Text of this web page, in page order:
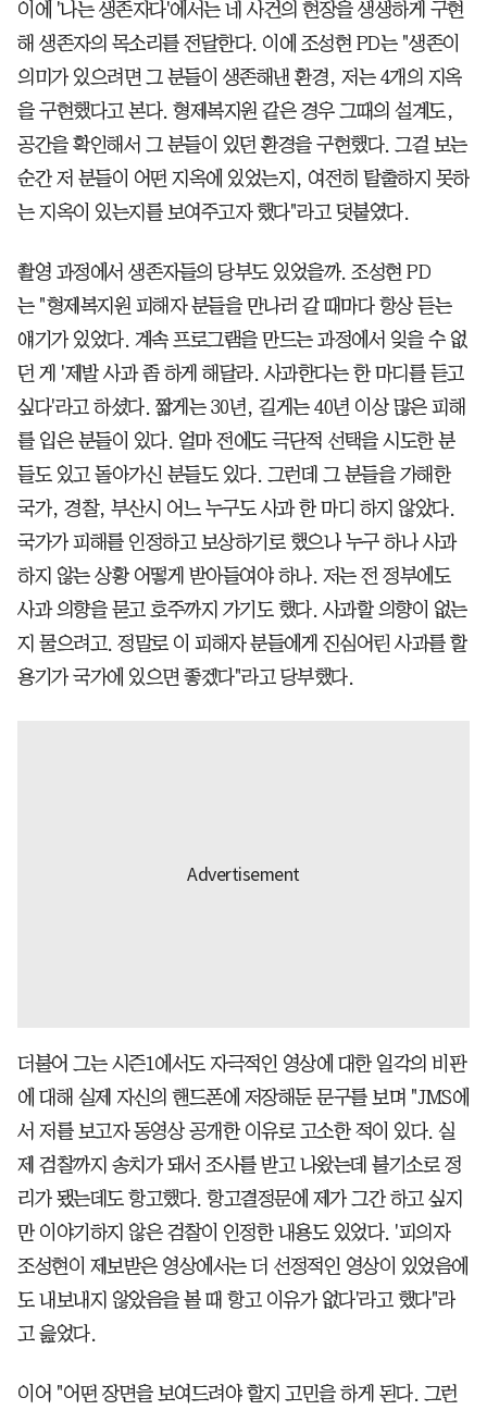
이에 '나는 생존자다'에서는 네 사건의 현장을 생생하게 구현
해 생존자의 목소리를 전달한다. 이에 조성현 PD는 "생존이
의미가 있으려면 그 분들이 생존해낸 환경, 저는 4개의 지옥
을 구현했다고 본다. 형제복지원 같은 경우 그때의 설계도,
공간을 확인해서 그 분들이 있던 환경을 구현했다. 그걸 보는
순간 저 분들이 어떤 지옥에 있었는지, 여전히 탈출하지 못하
는 지옥이 있는지를 보여주고자 했다"라고 덧붙였다.
촬영 과정에서 생존자들의 당부도 있었을까. 조성현 PD
는 "형제복지원 피해자 분들을 만나러 갈 때마다 항상 듣는
얘기가 있었다. 계속 프로그램을 만드는 과정에서 잊을 수 없
던 게 '제발 사과 좀 하게 해달라. 사과한다는 한 마디를 듣고
싶다'라고 하셨다. 짧게는 30년, 길게는 40년 이상 많은 피해
를 입은 분들이 있다. 얼마 전에도 극단적 선택을 시도한 분
들도 있고 돌아가신 분들도 있다. 그런데 그 분들을 가해한
국가, 경찰, 부산시 어느 누구도 사과 한 마디 하지 않았다.
국가가 피해를 인정하고 보상하기로 했으나 누구 하나 사과
하지 않는 상황 어떻게 받아들여야 하나. 저는 전 정부에도
사과 의향을 묻고 호주까지 가기도 했다. 사과할 의향이 없는
지 물으려고. 정말로 이 피해자 분들에게 진심어린 사과를 할
용기가 국가에 있으면 좋겠다"라고 당부했다.
더불어 그는 시즌1에서도 자극적인 영상에 대한 일각의 비판
에 대해 실제 자신의 핸드폰에 저장해둔 문구를 보며 "JMS에
서 저를 보고자 동영상 공개한 이유로 고소한 적이 있다. 실
제 검찰까지 송치가 돼서 조사를 받고 나왔는데 불기소로 정
리가 됐는데도 항고했다. 항고결정문에 제가 그간 하고 싶지
만 이야기하지 않은 검찰이 인정한 내용도 있었다. '피의자
조성현이 제보받은 영상에서는 더 선정적인 영상이 있었음에
도 내보내지 않았음을 볼 때 항고 이유가 없다'라고 했다"라
고 읊었다.
이어 "어떤 장면을 보여드려야 할지 고민을 하게 된다. 그런